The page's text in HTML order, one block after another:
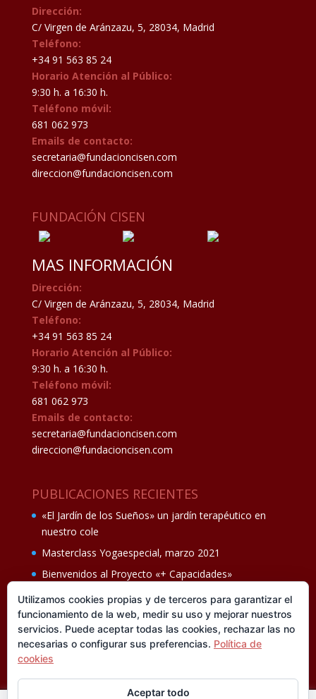
Dirección:
C/ Virgen de Aránzazu, 5, 28034, Madrid
Teléfono:
+34 91 563 85 24
Horario Atención al Público:
9:30 h. a 16:30 h.
Teléfono móvil:
681 062 973
Emails de contacto:
secretaria@fundacioncisen.com
direccion@fundacioncisen.com
FUNDACIÓN CISEN
MAS INFORMACIÓN
Dirección:
C/ Virgen de Aránzazu, 5, 28034, Madrid
Teléfono:
+34 91 563 85 24
Horario Atención al Público:
9:30 h. a 16:30 h.
Teléfono móvil:
681 062 973
Emails de contacto:
secretaria@fundacioncisen.com
direccion@fundacioncisen.com
PUBLICACIONES RECIENTES
«El Jardín de los Sueños» un jardín terapéutico en
nuestro cole
Masterclass Yogaespecial, marzo 2021
Bienvenidos al Proyecto «+ Capacidades»
Fiesta de fin de curso Los oficios 14 de junio
Ganadores del II Programa educativo Cuídate +
Utilizamos cookies propias y de terceros para garantizar el
funcionamiento de la web, medir su uso y mejorar nuestros
servicios. Puede aceptar todas las cookies, rechazar las no
necesarias o configurar sus preferencias. Política de
cookies
Aceptar todo